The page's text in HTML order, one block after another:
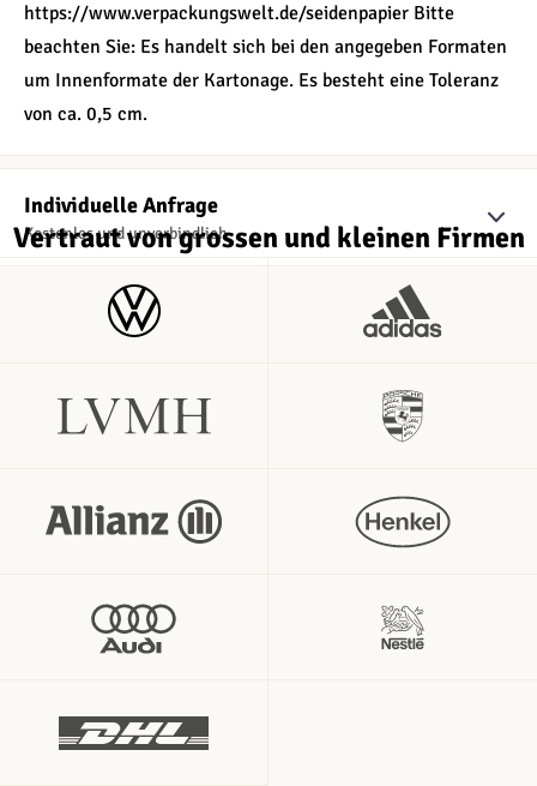
https://www.verpackungswelt.de/seidenpapier Bitte
beachten Sie: Es handelt sich bei den angegeben Formaten
um Innenformate der Kartonage. Es besteht eine Toleranz
von ca. 0,5 cm.
Individuelle Anfrage
Kostenlos und unverbindlich
Vertraut von grossen und kleinen Firmen